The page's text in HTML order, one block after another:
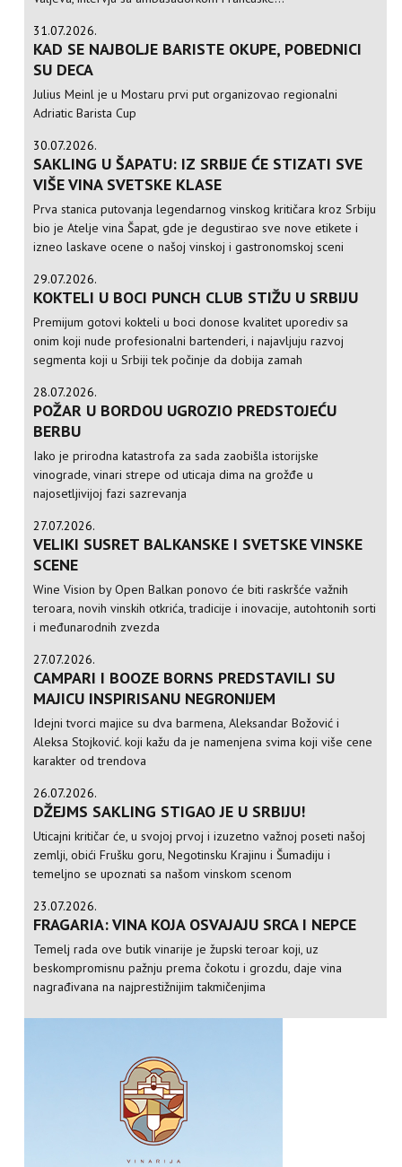
31.07.2026.
KAD SE NAJBOLJE BARISTE OKUPE, POBEDNICI
SU DECA
Julius Meinl je u Mostaru prvi put organizovao regionalni
Adriatic Barista Cup
30.07.2026.
SAKLING U ŠAPATU: IZ SRBIJE ĆE STIZATI SVE
VIŠE VINA SVETSKE KLASE
Prva stanica putovanja legendarnog vinskog kritičara kroz Srbiju
bio je Atelje vina Šapat, gde je degustirao sve nove etikete i
izneo laskave ocene o našoj vinskoj i gastronomskoj sceni
29.07.2026.
KOKTELI U BOCI PUNCH CLUB STIŽU U SRBIJU
Premijum gotovi kokteli u boci donose kvalitet uporediv sa
onim koji nude profesionalni bartenderi, i najavljuju razvoj
segmenta koji u Srbiji tek počinje da dobija zamah
28.07.2026.
POŽAR U BORDOU UGROZIO PREDSTOJEĆU
BERBU
Iako je prirodna katastrofa za sada zaobišla istorijske
vinograde, vinari strepe od uticaja dima na grožđe u
najosetljivijoj fazi sazrevanja
27.07.2026.
VELIKI SUSRET BALKANSKE I SVETSKE VINSKE
SCENE
Wine Vision by Open Balkan ponovo će biti raskršće važnih
teroara, novih vinskih otkrića, tradicije i inovacije, autohtonih sorti
i međunarodnih zvezda
27.07.2026.
CAMPARI I BOOZE BORNS PREDSTAVILI SU
MAJICU INSPIRISANU NEGRONIJEM
Idejni tvorci majice su dva barmena, Aleksandar Božović i
Aleksa Stojković. koji kažu da je namenjena svima koji više cene
karakter od trendova
26.07.2026.
DŽEJMS SAKLING STIGAO JE U SRBIJU!
Uticajni kritičar će, u svojoj prvoj i izuzetno važnoj poseti našoj
zemlji, obići Frušku goru, Negotinsku Krajinu i Šumadiju i
temeljno se upoznati sa našom vinskom scenom
23.07.2026.
FRAGARIA: VINA KOJA OSVAJAJU SRCA I NEPCE
Temelj rada ove butik vinarije je župski teroar koji, uz
beskompromisnu pažnju prema čokotu i grozdu, daje vina
nagrađivana na najprestižnijim takmičenjima